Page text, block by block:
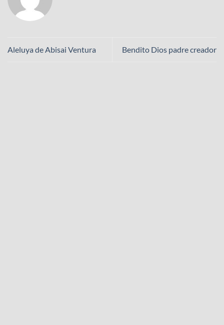
Aleluya de Abisai Ventura Bendito Dios padre creador